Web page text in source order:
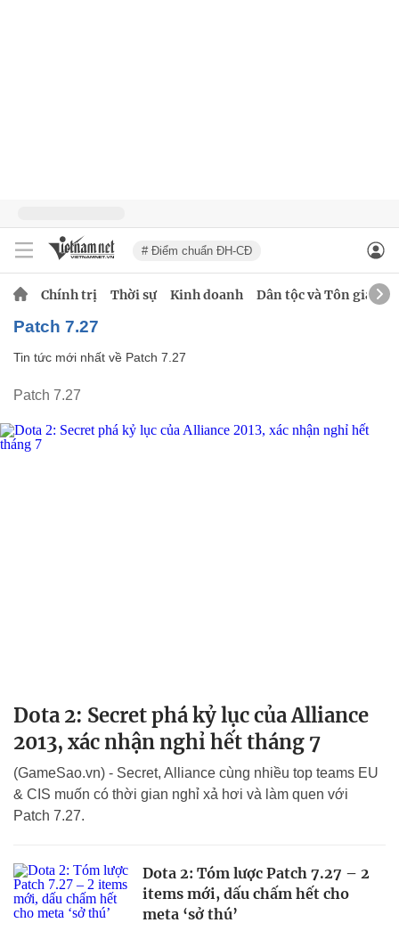
# Điểm chuẩn ĐH-CĐ
Chính trị Thời sự Kinh doanh Dân tộc và Tôn giáo
Patch 7.27
Tin tức mới nhất về Patch 7.27
Patch 7.27
Dota 2: Secret phá kỷ lục của Alliance
2013, xác nhận nghỉ hết tháng 7
(GameSao.vn) - Secret, Alliance cùng nhiều top teams EU
& CIS muốn có thời gian nghỉ xả hơi và làm quen với
Patch 7.27.
Dota 2: Tóm lược Patch 7.27 – 2
items mới, dấu chấm hết cho
meta ‘sở thú’